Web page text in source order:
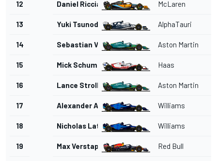
12 Daniel Ricciardo McLaren
13 Yuki Tsunoda AlphaTauri
14 Sebastian Vettel Aston Martin
15 Mick Schumacher Haas
16 Lance Stroll Aston Martin
17 Alexander Albon Williams
18 Nicholas Latifi Williams
19 Max Verstappen Red Bull